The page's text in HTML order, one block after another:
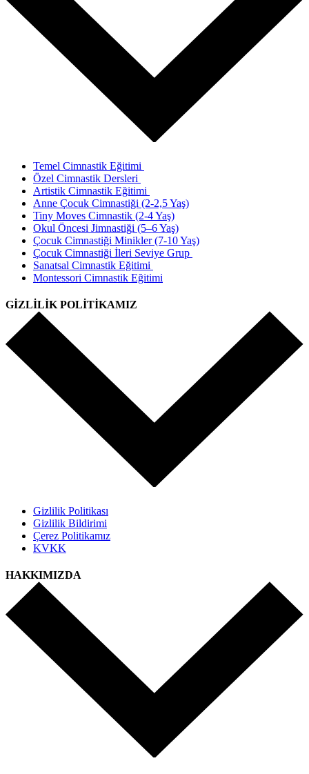
Temel Cimnastik Eğitimi
Özel Cimnastik Dersleri
Artistik Cimnastik Eğitimi
Anne Çocuk Cimnastiği (2-2,5 Yaş)
Tiny Moves Cimnastik (2-4 Yaş)
Okul Öncesi Jimnastiği (5–6 Yaş)
Çocuk Cimnastiği Minikler (7-10 Yaş)
Çocuk Cimnastiği İleri Seviye Grup
Sanatsal Cimnastik Eğitimi
Montessori Cimnastik Eğitimi
GİZLİLİK POLİTİKAMIZ
Gizlilik Politikası
Gizlilik Bildirimi
Çerez Politikamız
KVKK
HAKKIMIZDA